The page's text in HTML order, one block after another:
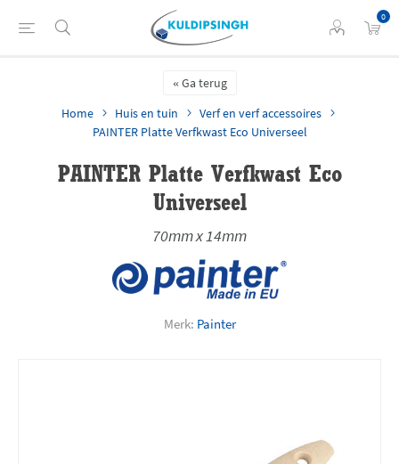
0
Ga terug
Home
Huis en tuin
Verf en verf accessoires
PAINTER Platte Verfkwast Eco Universeel
PAINTER Platte Verfkwast Eco
Universeel
70mm x 14mm
Merk: Painter